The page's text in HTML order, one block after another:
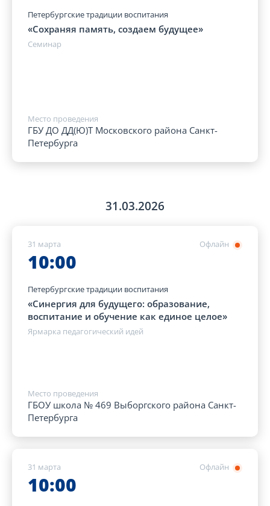
Петербургские традиции воспитания
«Сохраняя память, создаем будущее»
Семинар
Место проведения
ГБУ ДО ДД(Ю)Т Московского района Санкт-
Петербурга
31.03.2026
Офлайн
31 марта
10:00
Петербургские традиции воспитания
«Синергия для будущего: образование,
воспитание и обучение как единое целое»
Ярмарка педагогический идей
Место проведения
ГБОУ школа № 469 Выборгского района Санкт-
Петербурга
Офлайн
31 марта
10:00